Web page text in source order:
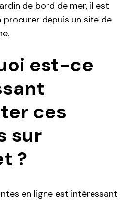
de bord de mer, il est
procurer depuis un site de
est-ce
ces
sur
?
en ligne est intéressant